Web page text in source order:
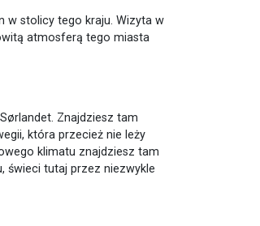
w stolicy tego kraju. Wizyta w
atmosferą tego miasta
Znajdziesz tam
która przecież nie leży
klimatu znajdziesz tam
świeci tutaj przez niezwykle